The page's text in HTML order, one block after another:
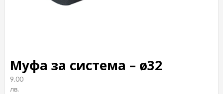
Муфа за система – ø32
9.00
лв.